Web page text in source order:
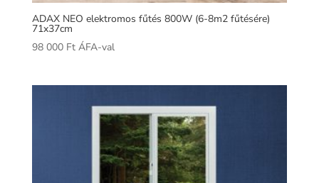
ADAX NEO elektromos fűtés 800W (6-8m2 fűtésére)
71x37cm
98 000 Ft ÁFA-val